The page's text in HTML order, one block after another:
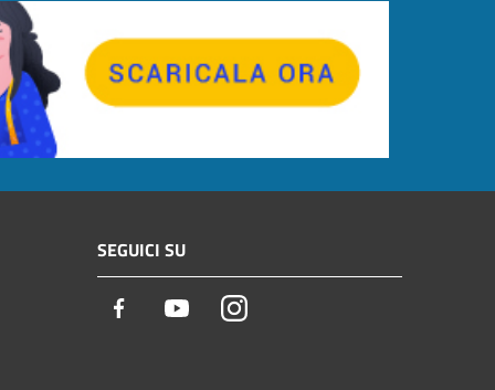
SEGUICI SU
Facebook YoutubeInstagram